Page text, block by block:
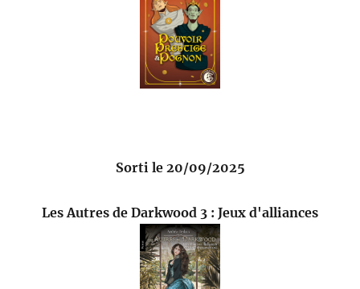
Sorti le 20/09/2025
Les Autres de Darkwood 3 : Jeux d'alliances